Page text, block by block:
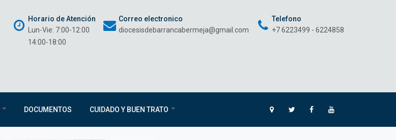
Horario de Atención
Lun-Vie: 7:00-12:00
14:00-18:00
Correo electronico
diocesisdebarrancabermeja@gmail.com
Telefono
+7 6223499 - 6224858
DOCUMENTOS CUIDADO Y BUEN TRATO